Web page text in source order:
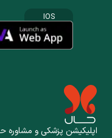
اپلیکیشن پزشکی و مشاوره
IOS